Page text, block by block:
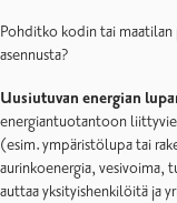
Pohditko kodin tai
asennusta?
Uusiutuvan energian
energiantuotantoon
(esim. ympäristölupa tai
aurinkoenergia, vesivoima,
auttaa yksityishenkilöitä ja